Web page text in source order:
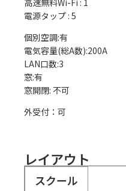
高速無料Wi-Fi : 1
電源タップ : 5
個別空調:有
電気容量(総A数):200A
LAN口数:3
窓:有
外受付：可
レイアウト
スクール